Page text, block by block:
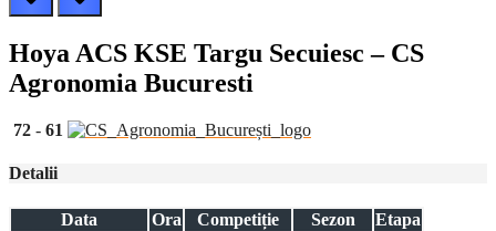
Hoya ACS KSE Targu Secuiesc – CS
Agronomia Bucuresti
72 - 61
Detalii
Data Ora Competiție Sezon
Etapa